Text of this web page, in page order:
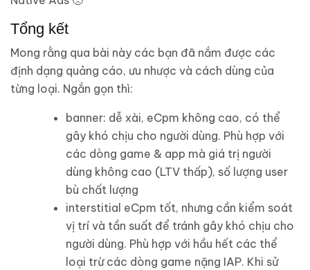
Tổng kết
Mong rằng qua bài này các bạn đã nắm được các
định dạng quảng cáo, ưu nhược và cách dùng của
từng loại. Ngắn gọn thì:
banner: dễ xài, eCpm không cao, có thể
gây khó chịu cho người dùng. Phù hợp với
các dòng game & app mà giá trị người
dùng không cao (LTV thấp), số lượng user
bù chất lượng
interstitial eCpm tốt, nhưng cần kiểm soát
vị trí và tần suất để tránh gây khó chịu cho
người dùng. Phù hợp với hầu hết các thể
loại trừ các dòng game nặng IAP. Khi sử